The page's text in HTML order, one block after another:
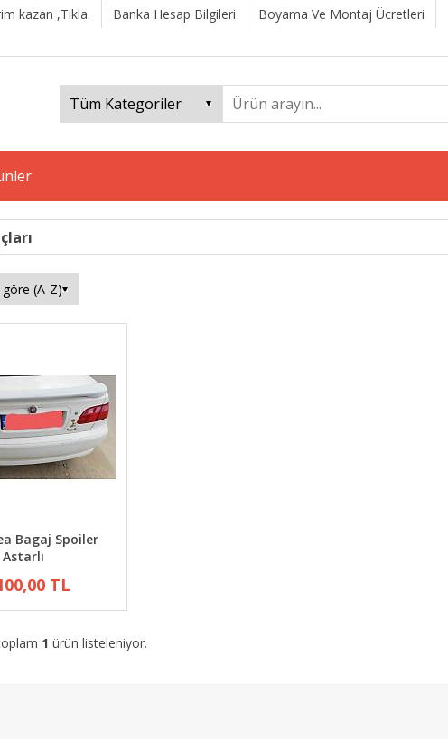
kazan ,Tıkla. Banka Hesap Bilgileri Boyama Ve Montaj Ücretleri
Bagaj Spoiler
Astarlı
TL
1 ürün listeleniyor.